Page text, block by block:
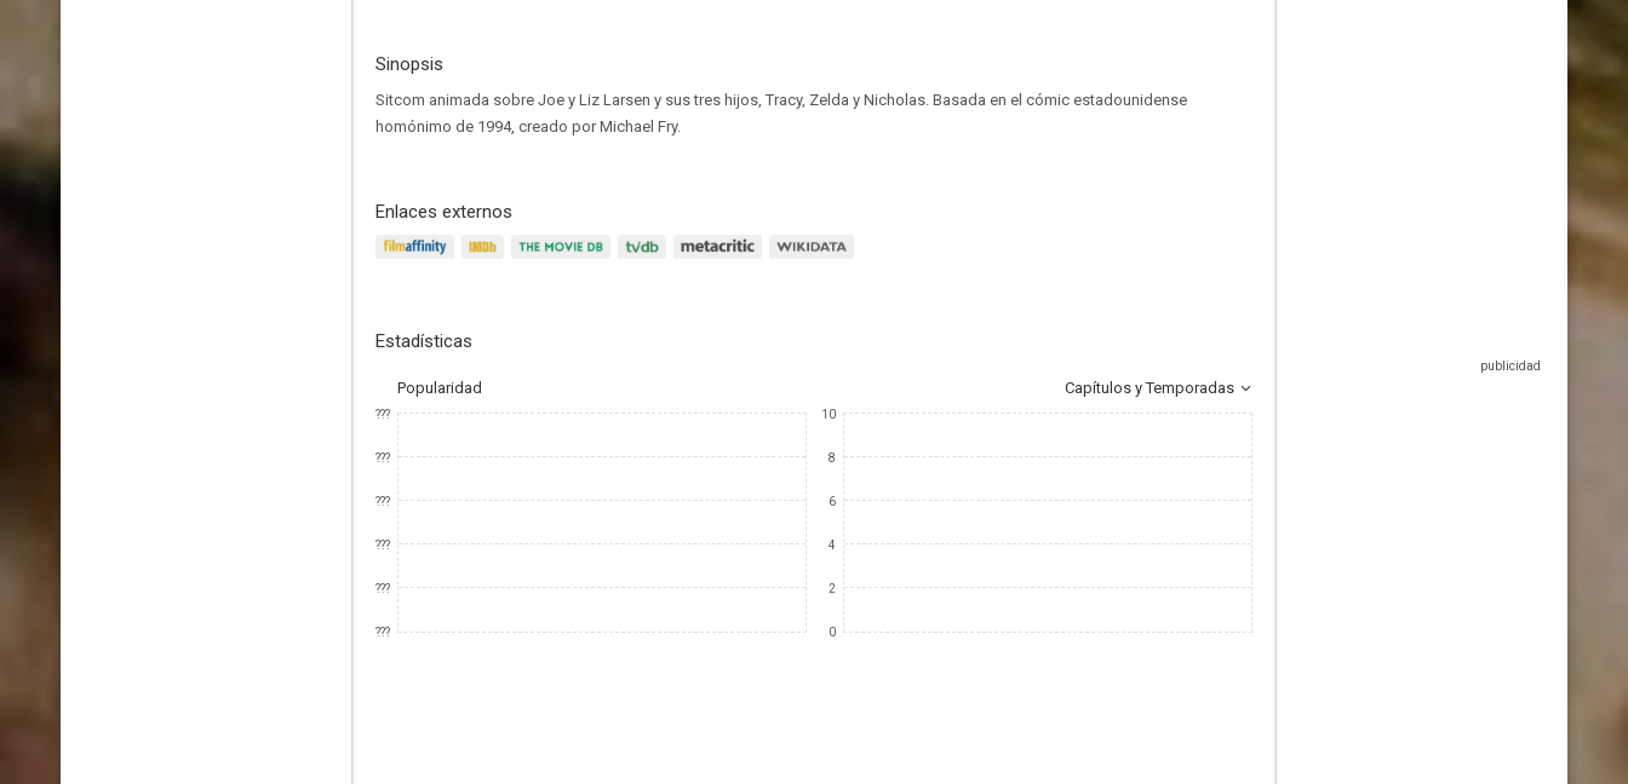
Sinopsis
Sitcom animada sobre Joe y Liz Larsen y sus tres hijos, Tracy, Zelda y Nicholas. Basada en el cómic estadounidense
homónimo de 1994, creado por Michael Fry.
Enlaces externos
Estadísticas
Popularidad Capítulos y Temporadas
???
???
???
???
???
???
10
8
6
4
2
0